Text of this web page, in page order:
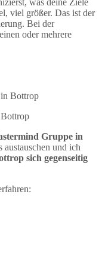
viel größer. Das ist der
Bei der
oder mehrere
Gruppe in
und ich
sich gegenseitig